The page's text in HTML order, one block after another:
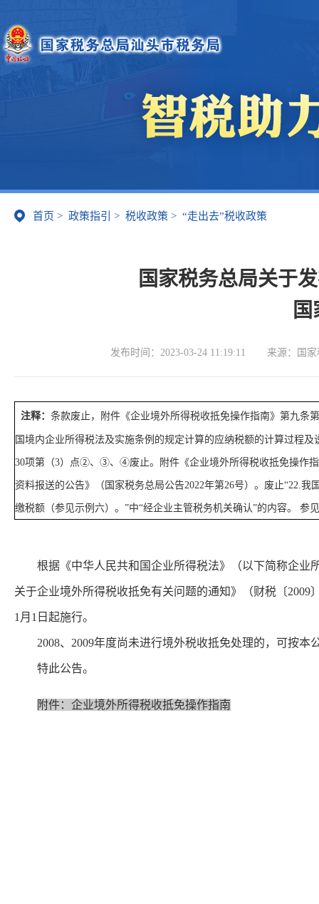
首页 > 政策指引 > 税收政策 > “走出去”税收政策
国家税务总局关于
发布时间： 2023-03-24 11:19:11 来源： 国
注释： 条款废止，附件《企业境外所得税收抵免操作指南》第九条第
国境内企业所得税法及实施条例的规定计算的应纳税额的计算过程
30项第（3）点②、③、④废止。附件《企业境外所得税收抵免操作
资料报送的公告》（国家税务总局公告2022年第26号）。废止“22.
缴税额（参见示例六）。”中“经企业主管税务机关确认”的内容。
根据《中华人民共和国企业所得税法》（以下简称企业
关于企业境外所得税收抵免有关问题的通知》（财税〔
1月1日起施行。
2008、2009年度尚未进行境外税收抵免处理的，可按本
特此公告。
附件： 企业境外所得税收抵免操作指南